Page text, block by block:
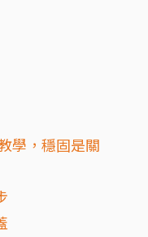
學，穩固是關